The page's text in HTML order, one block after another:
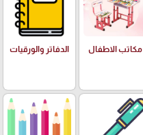
مكاتب الاطفال الدفاتر والورقيات